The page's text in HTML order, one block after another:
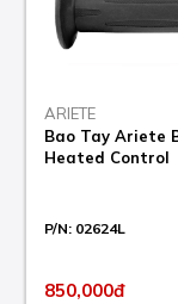
ARIETE
Bao Tay Ariete
Heated Control
P/N: 02624L
850,000đ